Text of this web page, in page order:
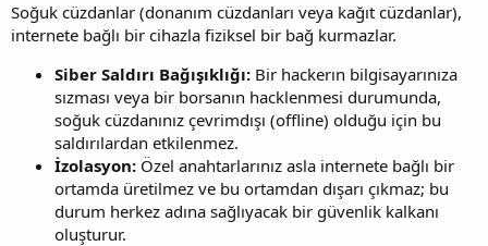
Soğuk cüzdanlar (donanım cüzdanları veya kağıt cüzdanlar),
internete bağlı bir cihazla fiziksel bir bağ kurmazlar.
Siber Saldırı Bağışıklığı: Bir hackerın bilgisayarınıza
sızması veya bir borsanın hacklenmesi durumunda,
soğuk cüzdanınız çevrimdışı (offline) olduğu için bu
saldırılardan etkilenmez.
İzolasyon: Özel anahtarlarınız asla internete bağlı bir
ortamda üretilmez ve bu ortamdan dışarı çıkmaz; bu
durum herkez adına sağlıyacak bir güvenlik kalkanı
oluşturur.